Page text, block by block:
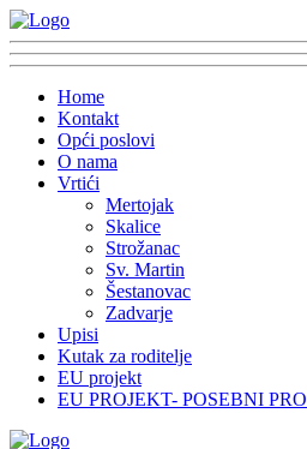
Home
Kontakt
Opći poslovi
O nama
Vrtići
Mertojak
Skalice
Strožanac
Sv. Martin
Šestanovac
Zadvarje
Upisi
Kutak za roditelje
EU projekt
EU PROJEKT- POSEBNI